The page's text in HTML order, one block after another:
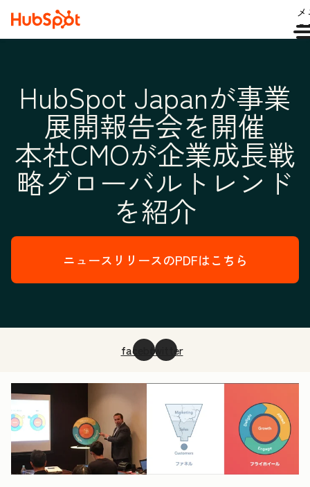
HubSpot Japanが事業
展開報告会を開催
本社CMOが企業成長戦
略グローバルトレンド
を紹介
ニュースリリースのPDFはこちら
facebooktwitter